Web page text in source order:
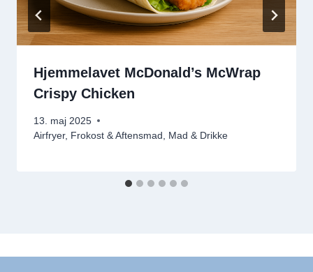
Hjemmelavet McDonald’s McWrap
Crispy Chicken
13. maj 2025
Airfryer, Frokost & Aftensmad Mad & Drikke